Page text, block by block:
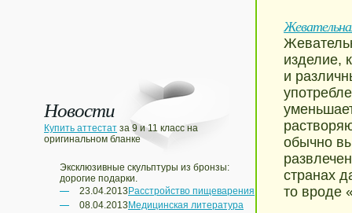
Новости
Купить аттестат за 9 и 11 класс на
оригинальном бланке
Эксклюзивные скульптуры из бронзы:
дорогие подарки.
23.04.2013 Расстройство пищеварения
08.04.2013 Медицинская литература
изделие,
и
обычно
странах
то вроде